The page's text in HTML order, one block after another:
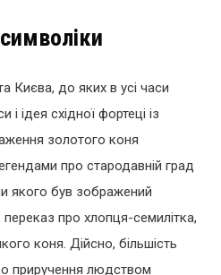
Києва, до яких в усі часи
ідея східної фортеці із
золотого коня
про стародавній град
якого був зображений
про хлопця-семилітка,
коня. Дійсно, більшість
приручення людством